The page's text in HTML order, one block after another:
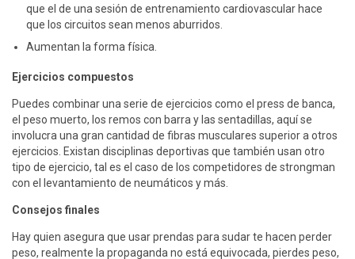
que el de una sesión de entrenamiento cardiovascular hace
que los circuitos sean menos aburridos.
Aumentan la forma física.
Ejercicios compuestos
Puedes combinar una serie de ejercicios como el press de banca,
el peso muerto, los remos con barra y las sentadillas, aquí se
involucra una gran cantidad de fibras musculares superior a otros
ejercicios. Existan disciplinas deportivas que también usan otro
tipo de ejercicio, tal es el caso de los competidores de strongman
con el levantamiento de neumáticos y más.
Consejos finales
Hay quien asegura que usar prendas para sudar te hacen perder
peso, realmente la propaganda no está equivocada, pierdes peso,